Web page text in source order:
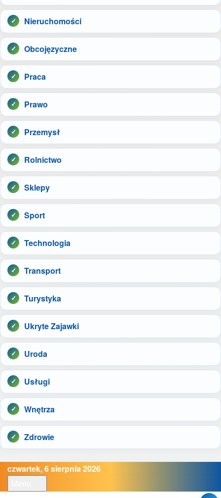
Nieruchomości
Obcojęzyczne
Praca
Prawo
Przemysł
Rolnictwo
Sklepy
Sport
Technologia
Transport
Turystyka
Ukryte Zajawki
Uroda
Usługi
Wnętrza
Zdrowie
czwartek, 6 sierpnia 2026